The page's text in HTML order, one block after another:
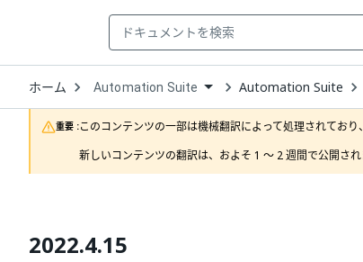
ホーム Open
Dropdown
to
choose
product
Automation Suite Automation Suite
重要 :このコンテンツの一部は機械翻訳によって処理されてお
新しいコンテンツの翻訳は、およそ 1 ～ 2 週間で公開され
2022.4.15